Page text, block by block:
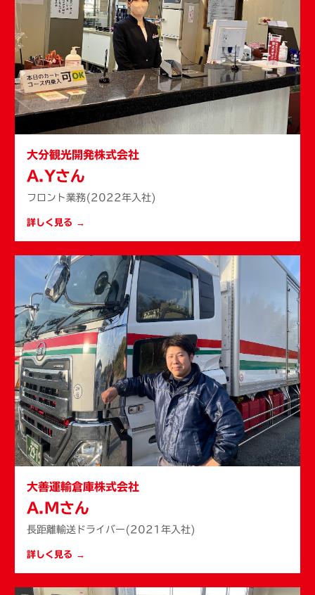
大分観光開発株式会社
A.Yさん
フロント業務(2022年入社)
詳しく見る
大善運輸倉庫株式会社
A.Mさん
長距離輸送ドライバー(2021年入社)
詳しく見る